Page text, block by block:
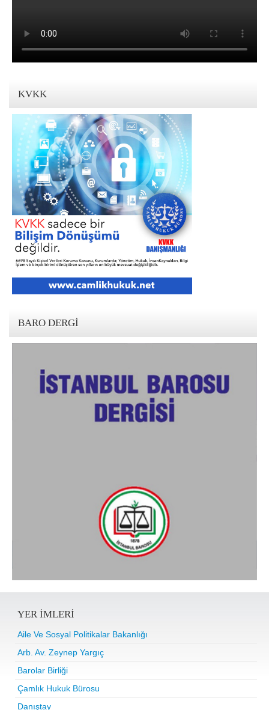
KVKK
BARO DERGI
YER IMLERI
Aile Ve Sosyal Politikalar Bakanlığı
Arb. Av. Zeynep Yargıç
Barolar Birliği
Çamlık Hukuk Bürosu
Danıştay